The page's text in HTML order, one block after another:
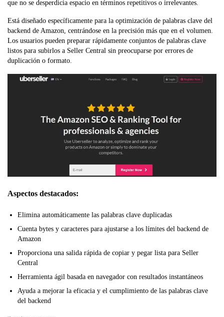
que no se desperdicia espacio en términos repetitivos o irrelevantes.
Está diseñado específicamente para la optimización de palabras clave del
backend de Amazon, centrándose en la precisión más que en el volumen.
Los usuarios pueden preparar rápidamente conjuntos de palabras clave
listos para subirlos a Seller Central sin preocuparse por errores de
duplicación o formato.
Aspectos destacados:
Elimina automáticamente las palabras clave duplicadas
Cuenta bytes y caracteres para ajustarse a los límites del backend de
Amazon
Proporciona una salida rápida de copiar y pegar lista para Seller
Central
Herramienta ágil basada en navegador con resultados instantáneos
Ayuda a mejorar la eficacia y el cumplimiento de las palabras clave
del backend